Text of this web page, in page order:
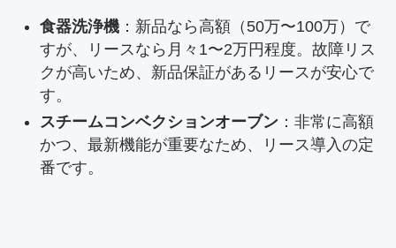
食器洗浄機：新品なら高額（50万〜100万）で
すが、リースなら月々1〜2万円程度。故障リス
クが高いため、新品保証があるリースが安心で
す。
スチームコンベクションオーブン：非常に高額
かつ、最新機能が重要なため、リース導入の定
番です。